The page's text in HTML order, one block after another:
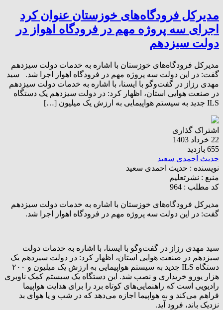
مدیرکل فرودگاه‌های خوزستان عنوان کرد
اجرای سه پروژه مهم در فرودگاه اهواز در
دولت سیزدهم
مدیرکل فرودگاه‌های خوزستان با اشاره به خدمات دولت سیزدهم
گفت: در این دولت سه پروژه مهم در فرودگاه اهواز اجرا شد. سید
مهدی رزاز در گفت‌وگو با ایسنا، با اشاره به خدمات دولت سیزدهم
در صنعت هوایی استان، اظهار کرد: در دولت سیزدهم یک دستگاه
ILS جدید به سیستم هواپیمایی به ارزش یک میلیون […]
اشتراک گذاری
22 خرداد 1403
655 بازدید
حدیث احمدی سعید
نویسنده : حدیث احمدی سعید
منبع : نشرتعلیم
کد مطلب : 964
مدیرکل فرودگاه‌های خوزستان با اشاره به خدمات دولت سیزدهم
گفت: در این دولت سه پروژه مهم در فرودگاه اهواز اجرا شد.
سید مهدی رزاز در گفت‌وگو با ایسنا، با اشاره به خدمات دولت
سیزدهم در صنعت هوایی استان، اظهار کرد: در دولت سیزدهم یک
دستگاه ILS جدید به سیستم هواپیمایی به ارزش یک میلیون و ۲۰۰
هزار یورو خریداری و نصب شد. این دستگاه یک سیستم کمک ناوبری
رادیویی است که راهنمایی‌های کوتاه برد را برای هدایت هواپیما
فراهم می‌کند و به هواپیما اجازه می‌دهد که در شب و یا هوای بد
نزدیک باند، فرود آید.